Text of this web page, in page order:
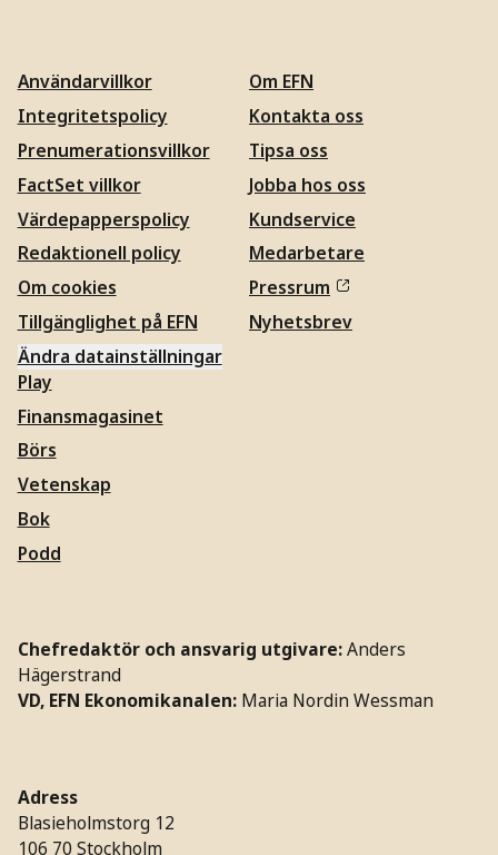
Användarvillkor
Integritetspolicy
Prenumerationsvillkor
FactSet villkor
Värdepapperspolicy
Redaktionell policy
Om cookies
Tillgänglighet på EFN
Ändra datainställningar
Om EFN
Kontakta oss
Tipsa oss
Jobba hos oss
Kundservice
Medarbetare
Pressrum
Nyhetsbrev
Play
Finansmagasinet
Börs
Vetenskap
Bok
Podd
Chefredaktör och ansvarig utgivare: Anders
Hägerstrand
VD, EFN Ekonomikanalen: Maria Nordin Wessman
Adress
Blasieholmstorg 12
106 70 Stockholm